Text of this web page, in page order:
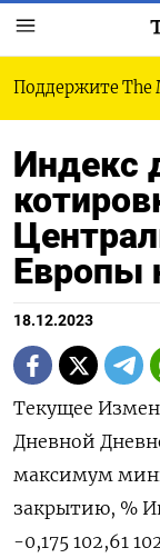
Поддержите The
Индекс
Европы
18.12.2023
Текущее
Дневной
максимум
закрытию, %
-0,175 102,61